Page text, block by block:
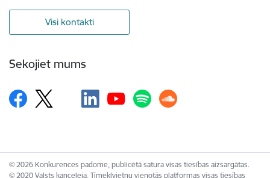
Visi kontakti
Sekojiet mums
© 2026 Konkurences padome, publicētā satura visas tiesības aizsargātas.
© 2020 Valsts kanceleja, Tīmekļvietņu vienotās platformas visas tiesības